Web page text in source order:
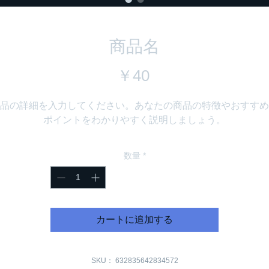
商品名
￥40価
の詳細を入力してください。あなたの商品の特徴やおすす
ポイントをわかりやすく説明しましょう。
数量 *
カートに追加する
SKU： 632835642834572